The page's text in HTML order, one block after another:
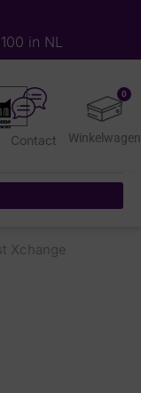
in NL
0
Contact
Xchange